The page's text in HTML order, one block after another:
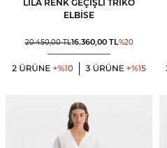
LILA RENK GEÇIŞLI TRIKO
ELBISE
20.450,00TL16.360,00TL%20